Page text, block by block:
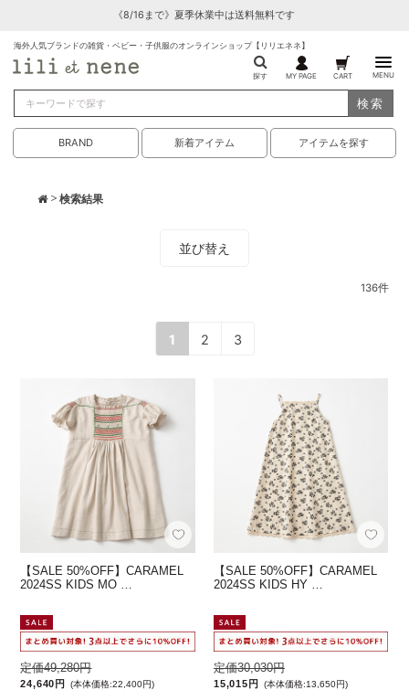
《8/16まで》夏季休業中は送料無料です
海外人気ブランドの雑貨・ベビー・子供服のオンラインショップ【リリエネネ】
探す MY PAGE CART MENU
検索
BRAND 新着アイテム アイテムを探す
> 検索結果
並び替え
136件
1 2 3
【SALE 50%OFF】CARAMEL
2024SS KIDS MO …
定価49,280円
24,640円 (本体価格:22,400円)
【SALE 50%OFF】CARAMEL
2024SS KIDS HY …
定価30,030円
15,015円 (本体価格:13,650円)